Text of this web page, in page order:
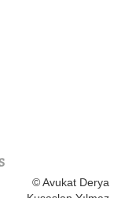
© Avukat Derya